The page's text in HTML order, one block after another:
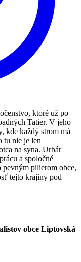
ktoré už po
Tatier. V jeho
kde každý strom má
tu nie je len
na syna. Urbár
a spoločné
pilierom obce,
tejto krajiny pod
obce Liptovská